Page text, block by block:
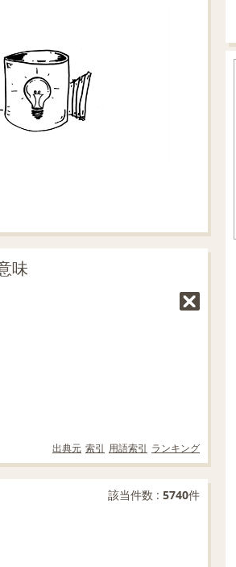
味
出典元 索引 用語索引 ランキング
該当件数 : 5740件